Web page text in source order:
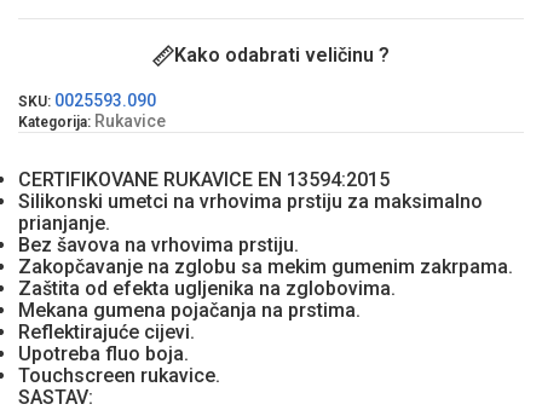
Kako odabrati veličinu ?
SKU: 0025593.090
Kategorija: Rukavice
CERTIFIKOVANE RUKAVICE EN 13594:2015
Silikonski umetci na vrhovima prstiju za maksimalno
prianjanje.
Bez šavova na vrhovima prstiju.
Zakopčavanje na zglobu sa mekim gumenim zakrpama.
Zaštita od efekta ugljenika na zglobovima.
Mekana gumena pojačanja na prstima.
Reflektirajuće cijevi.
Upotreba fluo boja.
Touchscreen rukavice.
SASTAV: